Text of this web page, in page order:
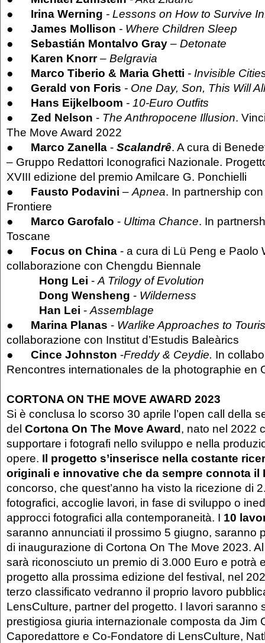
● Irina Werning - Lessons on How to Survive
● James Mollison - Where Children Sleep
● Sebastián Montalvo Gray – Detonate
● Karen Knorr– Belgravia
● Marco Tiberio & Maria Ghetti - Invisible
● Gerald von Foris - One Day, Son, This Will
● Hans Eijkelboom - 10-Euro Outfits
● Zed Nelson - The Anthropocene Illusion.
The Move Award 2022
● Marco Zanella - Scalandrê. A cura di
– Gruppo Redattori Iconografici Nazionale.
XVIII edizione del premio Amilcare G. Ponchielli
● Fausto Podavini – Apnea. In partnership
Frontiere
● Marco Garofalo - Ultima Chance. In
Toscane
● Focus on China - a cura di Lü Peng e Paolo
collaborazione con Chengdu Biennale
Hong Lei - A Trilogy of Evolution
Dong Wensheng - Wilderness
Han Lei - Assemblage
● Marina Planas - Warlike Approaches to
collaborazione con Institut d’Estudis Baleàrics
● Cince Johnston -Freddy & Ceydie. In
Rencontres internationales de la photographie en
CORTONA ON THE MOVE AWARD 2023
Si è conclusa lo scorso 30 aprile l’open call della
del Cortona On The Move Award, nato nel 2022
supportare i fotografi nello sviluppo e nella
opere. Il progetto s’inserisce nella costante
originali e innovative che da sempre connota il
concorso, che quest’anno ha visto la ricezione di
fotografici, accoglie lavori, in fase di sviluppo o
approcci fotografici alla contemporaneità. I 10
saranno annunciati il prossimo 5 giugno, saranno
di inaugurazione di Cortona On The Move 2023.
sarà riconosciuto un premio di 3.000 Euro e potrà
progetto alla prossima edizione del festival, nel
terzo classificato vedranno il proprio lavoro
LensCulture, partner del progetto. I lavori saranno
prestigiosa giuria internazionale composta da Jim
Caporedattore e Co-Fondatore di LensCulture,